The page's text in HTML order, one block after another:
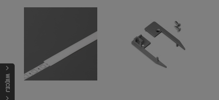
WIĘCEJ